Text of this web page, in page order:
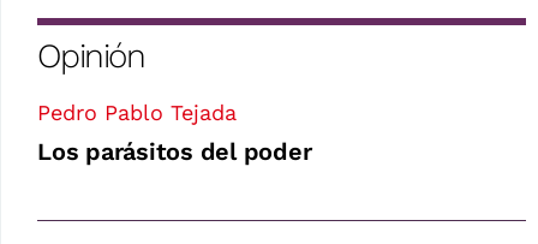
Opinión
Pedro Pablo Tejada
Los parásitos del poder